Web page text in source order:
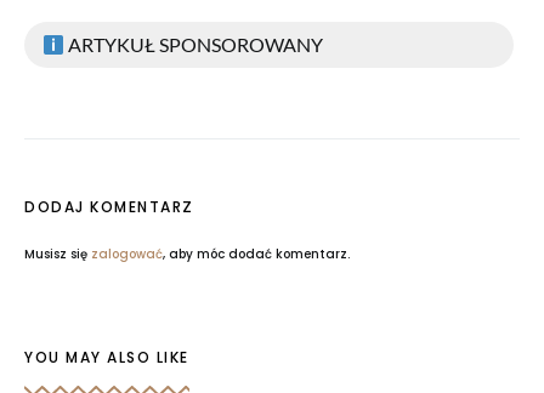
ARTYKUŁ SPONSOROWANY
DODAJ KOMENTARZ
Musisz się zalogować, aby móc dodać komentarz.
YOU MAY ALSO LIKE